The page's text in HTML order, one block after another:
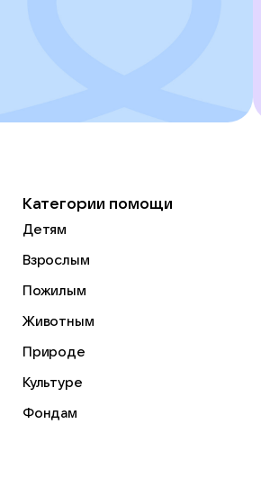
Категории помощи
Детям
Взрослым
Пожилым
Животным
Природе
Культуре
Фондам